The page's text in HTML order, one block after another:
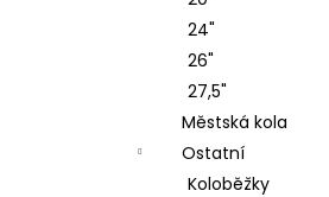
24"
26"
27,5"
Městská kola
Ostatní
Koloběžky
KOLO ROCK MACHINE
20-29 GLOSS DARK
38 990 Kč